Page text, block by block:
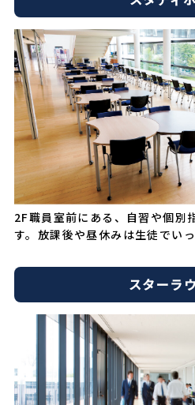
2F職員室前にある、自習や個別
す。放課後や昼休みは生徒でいっ
スターラ